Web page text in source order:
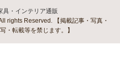
具・インテリア通販
rights Reserved. 【掲載記事・写真・
・転載等を禁じます。】